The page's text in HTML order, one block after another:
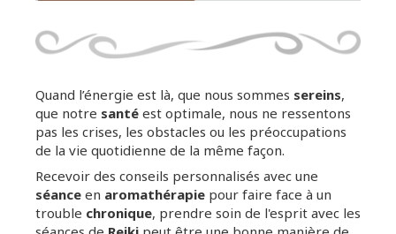
Quand l’énergie est là, que nous sommes sereins,
que notre santé est optimale, nous ne ressentons
pas les crises, les obstacles ou les préoccupations
de la vie quotidienne de la même façon.
Recevoir des conseils personnalisés avec une
séance en aromathérapie pour faire face à un
trouble chronique, prendre soin de l'esprit avec les